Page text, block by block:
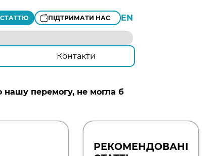
СТАТТЮ ПІДТРИМАТИ НАС EN
Контакти
нашу перемогу, не могла б
РЕКОМЕНДОВАНІ